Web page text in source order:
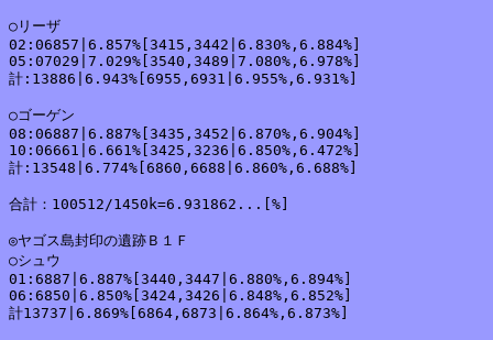
○リーザ
02:06857|6.857%[3415,3442|6.830%,6.884%]
05:07029|7.029%[3540,3489|7.080%,6.978%]
計:13886|6.943%[6955,6931|6.955%,6.931%]
○ゴーゲン
08:06887|6.887%[3435,3452|6.870%,6.904%]
10:06661|6.661%[3425,3236|6.850%,6.472%]
計:13548|6.774%[6860,6688|6.860%,6.688%]
合計：100512/1450k=6.931862...[%]
◎ヤゴス島封印の遺跡Ｂ１Ｆ
○シュウ
01:6887|6.887%[3440,3447|6.880%,6.894%]
06:6850|6.850%[3424,3426|6.848%,6.852%]
計13737|6.869%[6864,6873|6.864%,6.873%]